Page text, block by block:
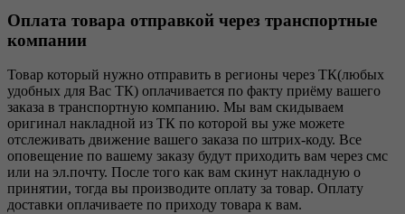
Оплата товара отправкой через транспортные
компании
Товар который нужно отправить в регионы через ТК(любых
удобных для Вас ТК) оплачивается по факту приёму вашего
заказа в транспортную компанию. Мы вам скидываем
оригинал накладной из ТК по которой вы уже можете
отслеживать движение вашего заказа по штрих-коду. Все
оповещение по вашему заказу будут приходить вам через смс
или на эл.почту. После того как вам скинут накладную о
принятии, тогда вы производите оплату за товар. Оплату
доставки оплачиваете по приходу товара к вам.